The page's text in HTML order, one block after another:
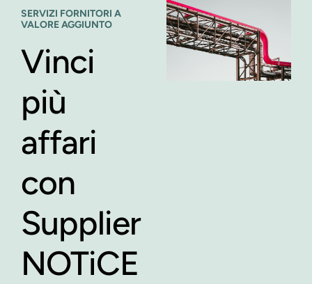
SERVIZI FORNITORI A
VALORE AGGIUNTO
Vinci
più
affari
con
Supplier
NOTiCE